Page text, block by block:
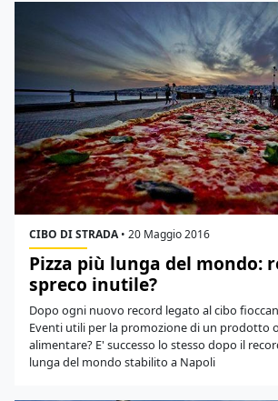
CIBO DI STRADA• 20 Maggio 2016
Pizza più lunga del mondo:
spreco inutile?
Dopo ogni nuovo record legato al cibo
Eventi utili per la promozione di un prodotto
alimentare? E' successo lo stesso dopo il
lunga del mondo stabilito a Napoli